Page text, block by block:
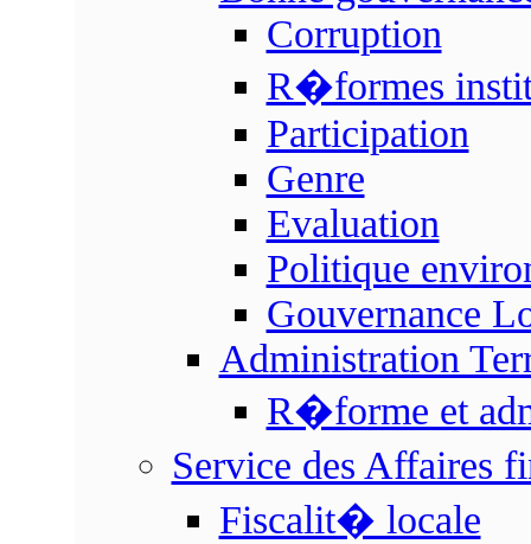
Corruption
R�formes
Participation
Genre
Evaluation
Politique
Gouvernance
Administration
R�forme et
Service des Affaires
Fiscalit� locale